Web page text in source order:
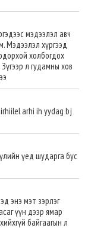
мэдээлэл авч
Мэдээлэл хүргээд
холбогдох
л гудамны хов
arhi ih yydag bj
үед шударга бус
энэ мэт зэрлэг
үүн дээр ямар
байгаагын л